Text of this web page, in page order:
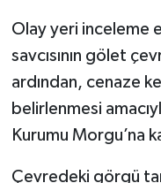
Olay yeri inceleme
savcısının gölet
ardından, cenaze
belirlenmesi
Kurumu Morgu’na
Çevredeki görgü